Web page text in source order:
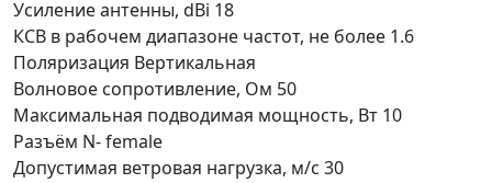
Усиление антенны, dBi 18
КСВ в рабочем диапазоне частот, не более 1.6
Поляризация Вертикальная
Волновое сопротивление, Ом 50
Максимальная подводимая мощность, Вт 10
Разъём N- female
Допустимая ветровая нагрузка, м/с 30